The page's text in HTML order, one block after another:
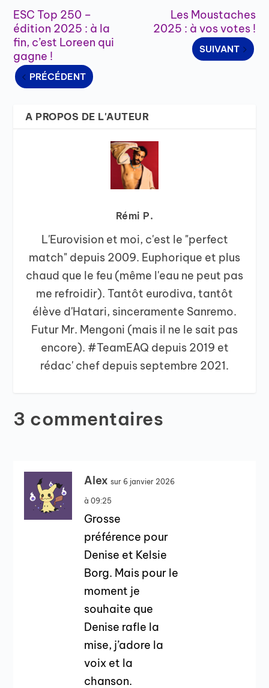
ESC Top 250 –
édition 2025 : à la
fin, c’est Loreen qui
gagne !
PRÉCÉDENT
Les Moustaches
2025 : à vos votes !
SUIVANT
A PROPOS DE L'AUTEUR
Rémi P.
L'Eurovision et moi, c'est le "perfect
match" depuis 2009. Euphorique et plus
chaud que le feu (même l'eau ne peut pas
me refroidir). Tantôt eurodiva, tantôt
élève d'Hatari, sinceramente Sanremo.
Futur Mr. Mengoni (mais il ne le sait pas
encore). #TeamEAQ depuis 2019 et
rédac' chef depuis septembre 2021.
3 commentaires
Alex sur 6 janvier 2026
à 09:25
Grosse
préférence pour
Denise et Kelsie
Borg. Mais pour le
moment je
souhaite que
Denise rafle la
mise, j’adore la
voix et la
chanson.